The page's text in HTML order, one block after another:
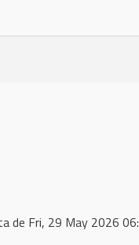
de Fri, 29 May 2026